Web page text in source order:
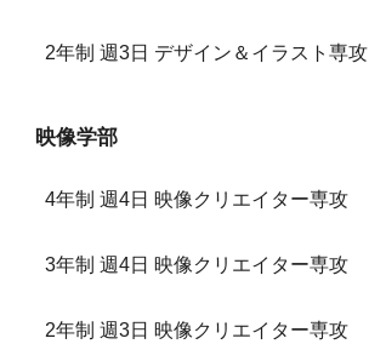
2年制 週3日 デザイン＆イラスト専攻
映像学部
4年制 週4日 映像クリエイター専攻
3年制 週4日 映像クリエイター専攻
2年制 週3日 映像クリエイター専攻